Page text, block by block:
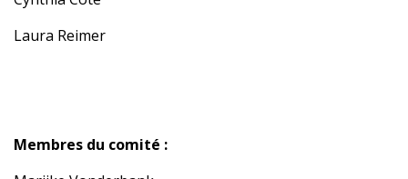
Laura Reimer
Membres du comité :